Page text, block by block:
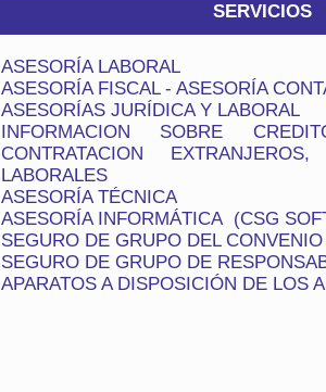
SERVICIOS
ASESORÍA LABORAL
ASESORÍA FISCAL - ASESORÍA
ASESORÍAS JURÍDICA Y LABORAL
INFORMACION SOBRE
CONTRATACION
LABORALES
ASESORÍA TÉCNICA
ASESORÍA INFORMÁTICA (CSG
SEGURO DE GRUPO DEL
SEGURO DE GRUPO DE
APARATOS A DISPOSICIÓN DE LOS